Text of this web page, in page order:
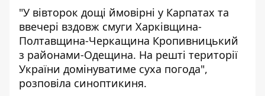
"У вівторок дощі ймовірні у Карпатах та
ввечері вздовж смуги Харківщина-
Полтавщина-Черкащина Кропивницький
з районами-Одещина. На решті території
України домінуватиме суха погода",
розповіла синоптикиня.